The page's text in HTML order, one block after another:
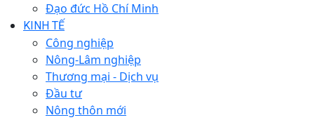
Đạo đức Hồ Chí Minh
KINH TẾ
Công nghiệp
Nông-Lâm nghiệp
Thương mại - Dịch vụ
Đầu tư
Nông thôn mới